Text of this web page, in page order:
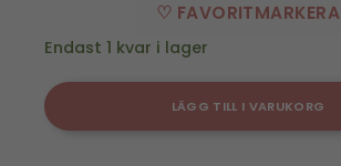
♡ FAVORITMARKERA
Endast 1 kvar i lager
LÄGG TILL I VARUKORG